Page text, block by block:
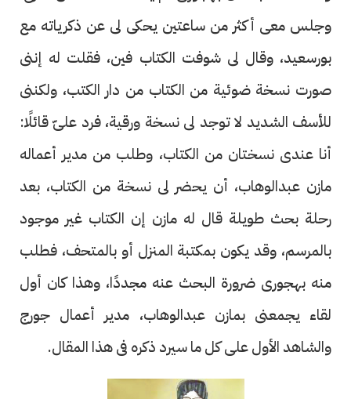
وجلس معى أكثر من ساعتين يحكى لى عن ذكرياته مع
بورسعيد، وقال لى شوفت الكتاب فين، فقلت له إننى
صورت نسخة ضوئية من الكتاب من دار الكتب، ولكننى
للأسف الشديد لا توجد لى نسخة ورقية، فرد علىّ قائلًا:
أنا عندى نسختان من الكتاب، وطلب من مدير أعماله
مازن عبدالوهاب، أن يحضر لى نسخة من الكتاب، بعد
رحلة بحث طويلة قال له مازن إن الكتاب غير موجود
بالمرسم، وقد يكون بمكتبة المنزل أو بالمتحف، فطلب
منه بهجورى ضرورة البحث عنه مجددًا، وهذا كان أول
لقاء يجمعنى بمازن عبدالوهاب، مدير أعمال جورج
والشاهد الأول على كل ما سيرد ذكره فى هذا المقال.